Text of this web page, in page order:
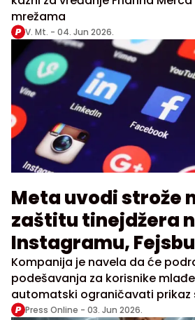
mrežama
V. Mt. - 04. Jun 2026.
Meta uvodi strože
zaštitu tinejdžera
Instagramu,
Mesindžeru
Kompanija je navela da će
podešavanja za korisnike
automatski ograničavati prikaz
smatra neprimerenim za njihov
Press Online - 03. Jun 2026.